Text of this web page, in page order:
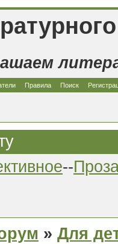
Правила Поиск
--
» Для